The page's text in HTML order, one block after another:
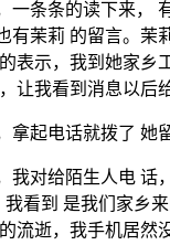
条条的读下来
茉莉 的留言。茉
表示，我到她家
我看到消息以后
起电话就拨了 她
对给陌生人电
看到 是我们家乡
流逝，我手机居